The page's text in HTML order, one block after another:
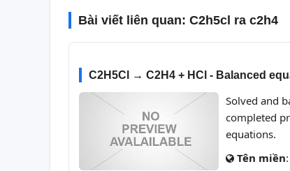
Bài viết liên quan: C2h5cl ra c2h4
C2H5Cl → C2H4 + HCl - Balanced
Solved and
completed
equations.
Tên miền: